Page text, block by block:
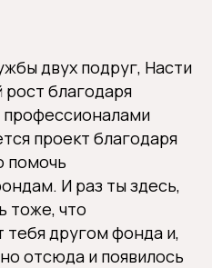
двух подруг, Насти
рост благодаря
проект благодаря
помочь
И раз ты здесь,
тоже, что
тебя другом фонда и,
отсюда и появилось